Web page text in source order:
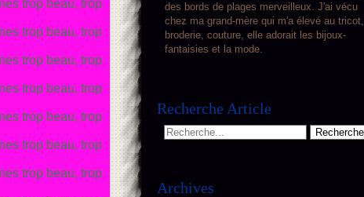
des bords de plages merveilleux. J'ai vécu
chez ma grand-mère qui m'a élevé au tricot,
broderie, couture, elle adorait les bijoux-
fantaisies et la mode.
Recherche Article
Archives